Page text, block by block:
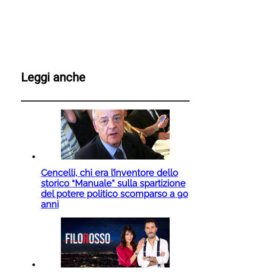
Leggi anche
Cencelli, chi era l’inventore dello
storico “Manuale” sulla spartizione
del potere politico scomparso a 90
anni